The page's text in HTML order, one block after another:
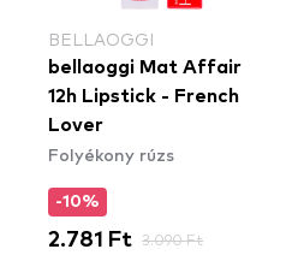
BELLAOGGI
bellaoggi Mat Affair
12h Lipstick - French
Lover
Folyékony rúzs
-10%
2.781 Ft 3.090 Ft